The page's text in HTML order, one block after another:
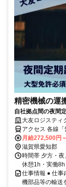
精密機械の運
自社拠点間の夜間
｜電話応募OK！
大友ロジスティ
アクセス 各線
月給272,500円
滋賀県愛知郡
時間帯 夕方・
休憩1h・実働
仕事情報 ● 仕事
機部品等の輸送